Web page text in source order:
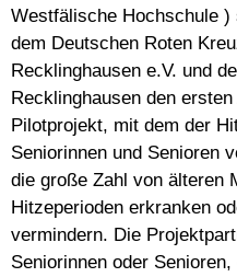
Westfälische Hochschule
dem Deutschen Roten
Recklinghausen e.V. und
Recklinghausen den
Pilotprojekt, mit dem der
Seniorinnen und Senioren
die große Zahl von älteren
Hitzeperioden erkranken
vermindern. Die
Seniorinnen oder